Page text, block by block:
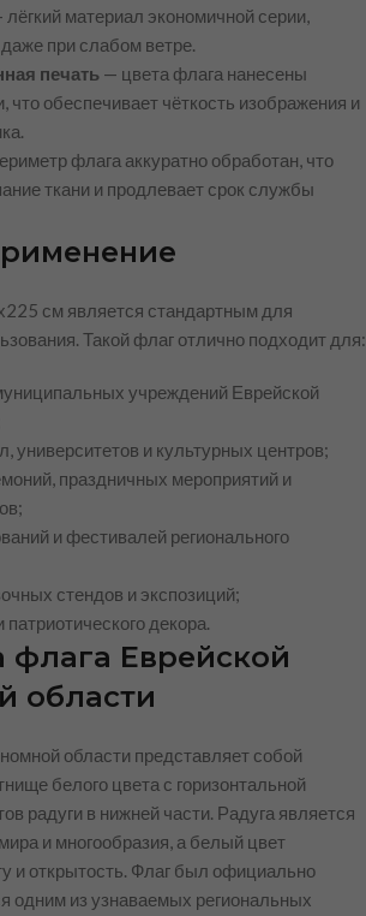
лёгкий материал экономичной серии,
при слабом ветре.
печать — цвета флага нанесены
обеспечивает чёткость изображения и
флага аккуратно обработан, что
ткани и продлевает срок службы
см является стандартным для
Такой флаг отлично подходит для:
учреждений Еврейской
университетов и культурных центров;
праздничных мероприятий и
и фестивалей регионального
стендов и экспозиций;
декора.
флага Еврейской
области
области представляет собой
белого цвета с горизонтальной
радуги в нижней части. Радуга является
и многообразия, а белый цвет
и открытость. Флаг был официально
одним из узнаваемых региональных